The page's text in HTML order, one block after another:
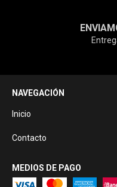
NAVEGACIÓN
Inicio
Contacto
MEDIOS DE PAGO